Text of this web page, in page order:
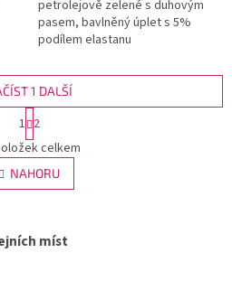
petrolejově zelené s duhovým
pasem, bavlněný úplet s 5%
podílem elastanu
O
v
l
á
c
1 DALŠÍ
t
r
á
n
k
á
1 2
celkem
NAHORU
míst